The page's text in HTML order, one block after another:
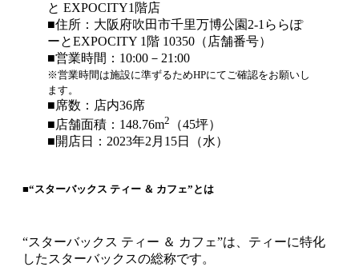
と EXPOCITY1階店
■住所：大阪府吹田市千里万博公園2-1ららぽ
ーとEXPOCITY 1階 10350（店舗番号）
■営業時間：10:00－21:00
※営業時間は施設に準ずるためHPにてご確認をお願いし
ます。
■席数：店内36席
■店舗面積：148.76m2
（45坪）
■開店日：2023年2月15日（水）
■“スターバックス ティー ＆ カフェ”とは
“スターバックス ティー ＆ カフェ”は、ティーに特化
したスターバックスの総称です。